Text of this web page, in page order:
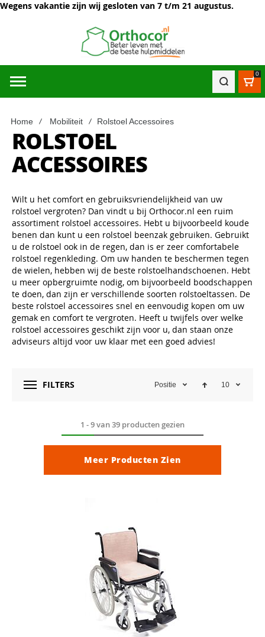
Wegens vakantie zijn wij gesloten van 7 t/m 21 augustus.
0
Home Mobiliteit Rolstoel Accessoires
ROLSTOEL
ACCESSOIRES
Wilt u het comfort en gebruiksvriendelijkheid van uw
rolstoel vergroten? Dan vindt u bij Orthocor.nl een ruim
assortiment rolstoel accessoires. Hebt u bijvoorbeeld koude
benen dan kunt u een rolstoel beenzak gebruiken. Gebruikt
u de rolstoel ook in de regen, dan is er zeer comfortabele
rolstoel regenkleding. Om uw handen te beschermen tegen
de wielen, hebben wij de beste rolstoelhandschoenen. Hebt
u meer opbergruimte nodig, om bijvoorbeeld boodschappen
te doen, dan zijn er verschillende soorten rolstoeltassen. De
beste rolstoel accessoires snel en eenvoudig kopen om uw
gemak en comfort te vergroten. Heeft u twijfels over welke
rolstoel accessoires geschikt zijn voor u, dan staan onze
adviseurs altijd voor uw klaar met een goed advies!
FILTERS Positie 10
1 -9van39 producten gezien
Meer Producten Zien